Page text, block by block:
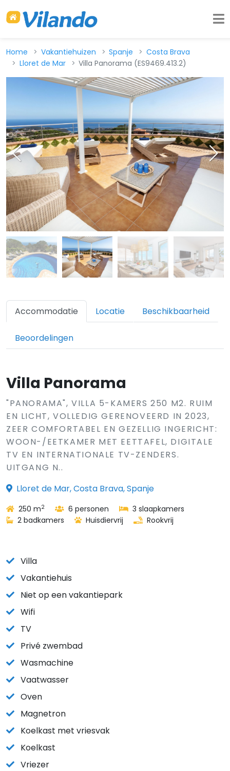
Home Vakantiehuizen Spanje
Costa Brava
Lloret de Mar
Villa Panorama (ES9469.413.2)
Accommodatie Locatie Beschikbaarheid
Beoordelingen
Villa Panorama
"PANORAMA", VILLA 5-KAMERS 250 M2. RUIM
EN LICHT, VOLLEDIG GERENOVEERD IN 2023,
ZEER COMFORTABEL EN GEZELLIG INGERICHT:
WOON-/EETKAMER MET EETTAFEL, DIGITALE
TV EN INTERNATIONALE TV-ZENDERS.
UITGANG N..
Lloret de Mar, Costa Brava, Spanje
250 m2 6 personen
3 slaapkamers
2 badkamers
Huisdiervrij Rookvrij
Villa
Vakantiehuis
Niet op een vakantiepark
Wifi
TV
Privé zwembad
Wasmachine
Vaatwasser
Oven
Magnetron
Koelkast met vriesvak
Koelkast
Vriezer